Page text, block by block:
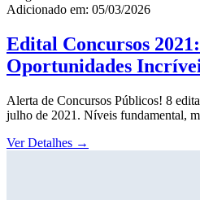
Adicionado em: 05/03/2026
Edital Concursos
Oportunidades
Alerta de Concursos Públicos! 8
julho de 2021. Níveis fundamental,
Ver Detalhes →